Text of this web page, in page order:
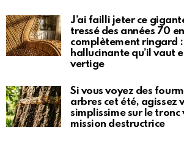
J’ai failli jeter ce
tressé des années 70
complètement ringard
hallucinante qu’il vaut
vertige
Si vous voyez des
arbres cet été, agissez
simplissime sur le tronc
mission destructrice